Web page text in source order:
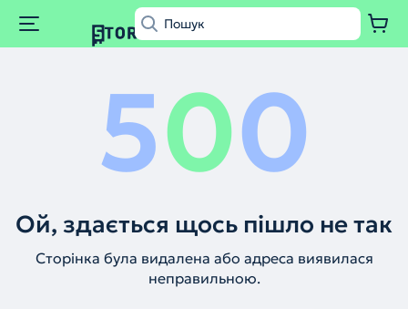
500
Ой, здається щось пішло не так
Сторінка була видалена або адреса виявилася
неправильною.